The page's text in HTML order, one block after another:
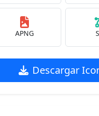
APNG
Descargar